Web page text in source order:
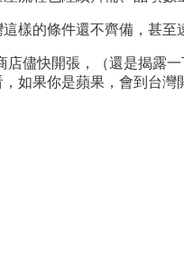
樣的條件還不齊備，甚至
店儘快開張，（還是揭露
如果你是蘋果，會到台灣